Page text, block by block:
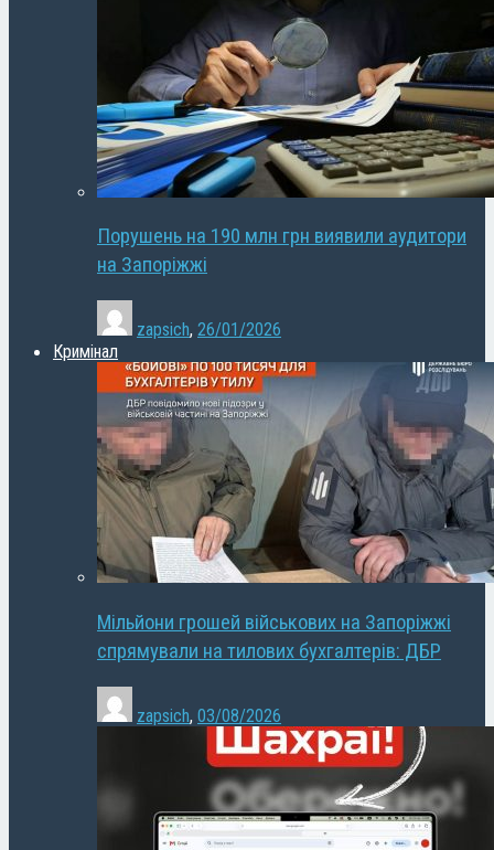
Порушень на 190 млн грн виявили аудитори
на Запоріжжі
zapsich, 26/01/2026
Кримінал
Мільйони грошей військових на Запоріжжі
спрямували на тилових бухгалтерів: ДБР
zapsich, 03/08/2026